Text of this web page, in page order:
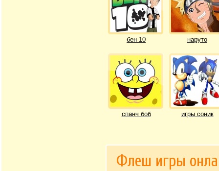
бен 10 наруто
спанч боб игры соник
Флеш игры